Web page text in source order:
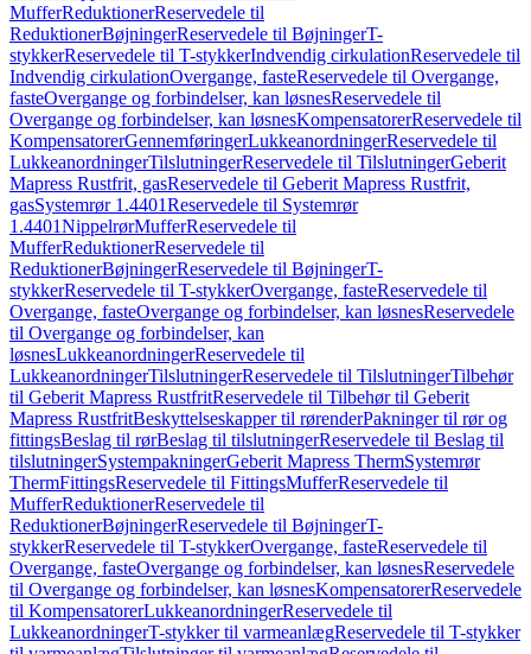
MufferReduktionerReservedele til
ReduktionerBøjningerReservedele til BøjningerT-
stykkerReservedele til T-stykkerIndvendig cirkulationReservedele til
Indvendig cirkulationOvergange, fasteReservedele til Overgange,
fasteOvergange og forbindelser, kan løsnesReservedele til
Overgange og forbindelser, kan løsnesKompensatorerReservedele til
KompensatorerGennemføringerLukkeanordningerReservedele til
LukkeanordningerTilslutningerReservedele til TilslutningerGeberit
Mapress Rustfrit, gasReservedele til Geberit Mapress Rustfrit,
gasSystemrør 1.4401Reservedele til Systemrør
1.4401NippelrørMufferReservedele til
MufferReduktionerReservedele til
ReduktionerBøjningerReservedele til BøjningerT-
stykkerReservedele til T-stykkerOvergange, fasteReservedele til
Overgange, fasteOvergange og forbindelser, kan løsnesReservedele
til Overgange og forbindelser, kan
løsnesLukkeanordningerReservedele til
LukkeanordningerTilslutningerReservedele til TilslutningerTilbehør
til Geberit Mapress RustfritReservedele til Tilbehør til Geberit
Mapress RustfritBeskyttelseskapper til rørenderPakninger til rør og
fittingsBeslag til rørBeslag til tilslutningerReservedele til Beslag til
tilslutningerSystempakningerGeberit Mapress ThermSystemrør
ThermFittingsReservedele til FittingsMufferReservedele til
MufferReduktionerReservedele til
ReduktionerBøjningerReservedele til BøjningerT-
stykkerReservedele til T-stykkerOvergange, fasteReservedele til
Overgange, fasteOvergange og forbindelser, kan løsnesReservedele
til Overgange og forbindelser, kan løsnesKompensatorerReservedele
til KompensatorerLukkeanordningerReservedele til
LukkeanordningerT-stykker til varmeanlægReservedele til T-stykker